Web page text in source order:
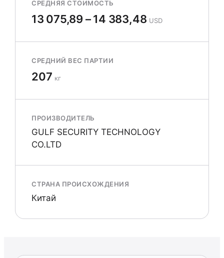
СРЕДНЯЯ СТОИМОСТЬ
13 075,89 – 14 383,48 USD
СРЕДНИЙ ВЕС ПАРТИИ
207 кг
ПРОИЗВОДИТЕЛЬ
GULF SECURITY TECHNOLOGY
CO.LTD
СТРАНА ПРОИСХОЖДЕНИЯ
Китай